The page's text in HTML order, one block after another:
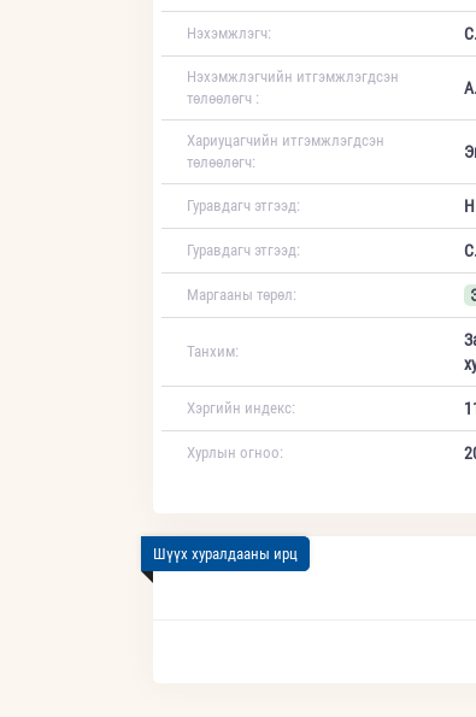
Нэхэмжлэгч:
Нэхэмжлэгчийн итгэмжлэгдсэн
төлөөлөгч :
Хариуцагчийн итгэмжлэгдсэн
төлөөлөгч:
Гуравдагч этгээд:
Гуравдагч этгээд:
Маргааны төрөл:
Танхим:
Хэргийн индекс:
Хурлын огноо:
Шүүх хуралдааны ирц